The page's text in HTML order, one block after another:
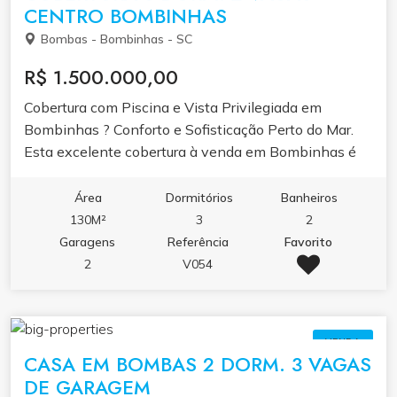
CENTRO BOMBINHAS
Bombas - Bombinhas - SC
R$ 1.500.000,00
Cobertura com Piscina e Vista Privilegiada em
Bombinhas ? Conforto e Sofisticação Perto do Mar.
Esta excelente cobertura à venda em Bombinhas é
exclusividade em um dos destinos mais valorizados
do litoral catarinense. Localizada a apenas 400
metros da praia, ela oferece uma combinação ideal de
ambientes amplos, lazer privativo e acabamentos
imóvel conta com 3 dormitórios, sendo 1 suíte master,
conforto térmico durante todo o ano. A área social é
Área
130M²
Dormitórios
3
Banheiros
2
Garagens
2
Referência
V054
Favorito
VENDA
CASA EM BOMBAS 2 DORM. 3 VAGAS
DE GARAGEM